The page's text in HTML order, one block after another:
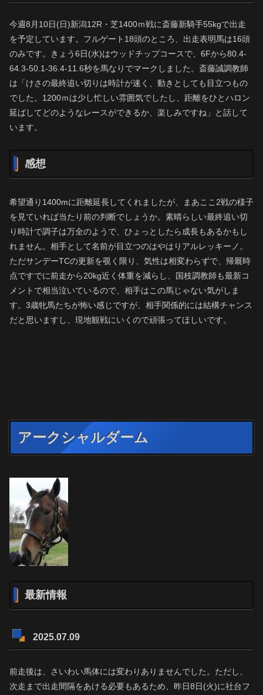
今週8月10日(日)新潟12R・芝1400ｍ戦に斎藤新騎手55kgで出走
を予定しています。フルゲート18頭のところ、出走表明馬は16頭
のみです。きょう6日(水)はウッドチップコースで、6Fから80.4-
64.3-50.1-36.4-11.6秒を馬なりでマークしました。斎藤誠調教師
は「けさの最終追い切りは時計が速く、動きとしても目立つもの
でした。1200ｍは少し忙しい雰囲気でしたし、距離をひとハロン
延ばしてどのようなレースができるか、楽しみですね」と話して
います。
感想
希望通り1400mに距離延長してくれましたが、まあここ2戦の様子
を見ていれば当たり前の判断でしょうか。素晴らしい最終追い切
り時計で調子は万全のようで、ひょっとしたら成長もあるかもし
れません。相手として名前が目立つのはやはりアルレッキーノ。
ただサンデーTCの更新を覗く限り、気性は相変わらずで、帰厩時
点ですでに前走から20kg近く体重を減らし、国枝調教師も最新コ
メントで相当泣いているので、相手はこの馬じゃない気がしま
す。3歳牝馬たちが怖い感じですが、相手関係的には結構チャンス
だと思いますし、現地観戦にいくので頑張ってほしいです。
アークシャルダーム
最新情報
2025.07.09
前走後は、さいわい馬体には変わりありませんでした。ただし、
次走まで出走間隔をあける必要もあるため、昨日8日(火)に社台フ